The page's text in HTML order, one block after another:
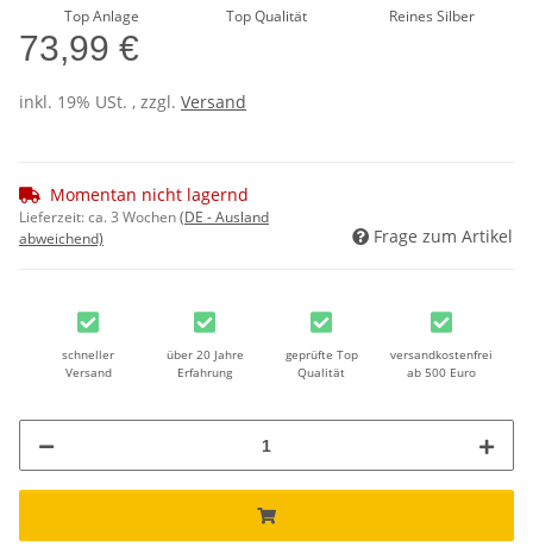
Top Anlage Top Qualität Reines Silber
73,99 €
inkl. 19% USt. , zzgl. Versand
Momentan nicht lagernd
Lieferzeit:ca. 3 Wochen(DE - Ausland
abweichend)
Frage zum Artikel
schneller
Versand
über 20 Jahre
Erfahrung
geprüfte Top
Qualität
versandkostenfrei
ab 500 Euro